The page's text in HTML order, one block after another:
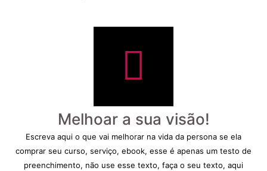
Melhoar a sua visão!
Escreva aqui o que vai melhorar na vida da persona se ela
comprar seu curso, serviço, ebook, esse é apenas um testo de
preenchimento, não use esse texto, faça o seu texto, aqui